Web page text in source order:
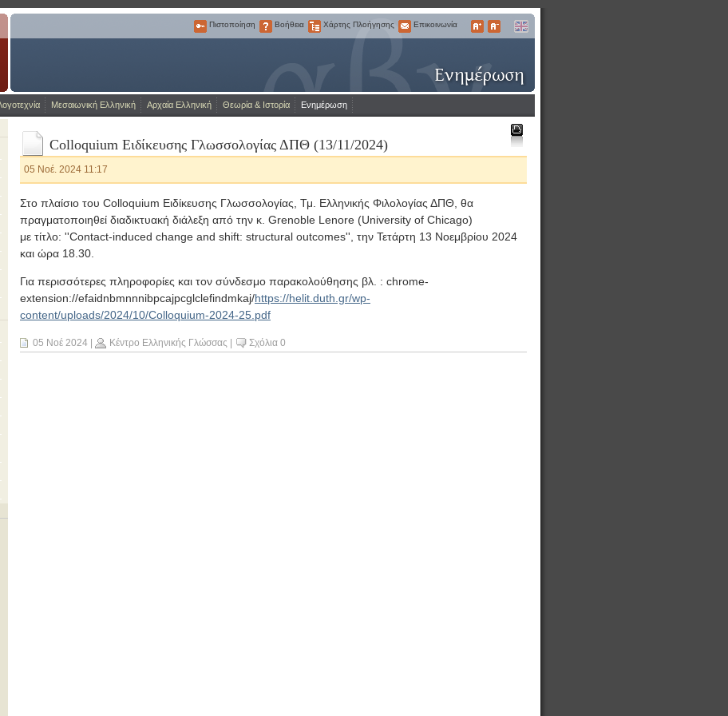
Η Πύλη για την ελληνική γλώσσα
Πιστοποίηση
Πιστοποίηση
Βοήθεια
Βοήθεια
Χάρτης
Χάρτης Πλοήγησης
Επικοινωνία
Επικοινωνία
Μεγαλύτερα
ΜικρότεραEnglish
Μεσαιωνική Ελληνική Αρχαία Ελληνική Θεωρία & Ιστορία Ενημέρωση
Colloquium Ειδίκευσης Γλωσσολογίας ΔΠΘ (13/11/2024)
Εκτύπωση
05 Νοέ. 2024 11:17
Στο πλαίσιο του Colloquium Ειδίκευσης Γλωσσολογίας, Τμ. Ελληνικής Φιλολογίας ΔΠΘ, θα
πραγματοποιηθεί διαδικτυακή διάλεξη από την κ. Grenoble Lenore (University of Chicago)
με τίτλο: ''Contact-induced change and shift: structural outcomes'', την Τετάρτη 13 Νοεμβρίου 2024
και ώρα 18.30.
Για περισσότερες πληροφορίες και τον σύνδεσμο παρακολούθησης βλ. : chrome-
extension://efaidnbmnnnibpcajpcglclefindmkaj/https://helit.duth.gr/wp-
content/uploads/2024/10/Colloquium-2024-25.pdf
05 Νοέ 2024 Κέντρο Ελληνικής Γλώσσας Σχόλια 0